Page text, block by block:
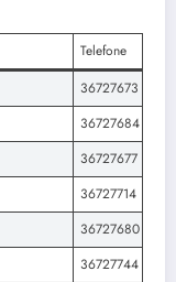
Telefone
36727673
36727684
36727677
36727714
36727680
36727744